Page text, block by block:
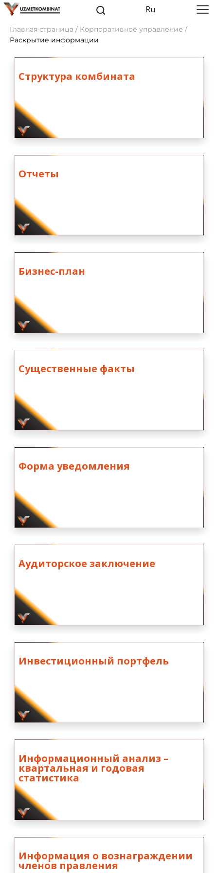
Ru
Главная страница / Корпоративное управление /
Раскрытие информации
Cтруктура комбината
Отчеты
Бизнес-план
Существенные факты
Форма уведомления
Аудиторское заключение
Инвестиционный портфель
Информационный анализ –
квартальная и годовая
статистика
Информация о вознаграждении
членов правления